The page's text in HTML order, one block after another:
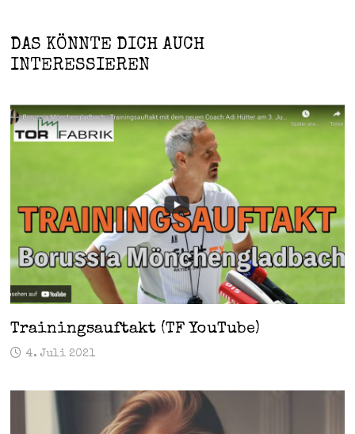
DAS KÖNNTE DICH AUCH
INTERESSIEREN
Trainingsauftakt (TF YouTube)
4. Juli 2021